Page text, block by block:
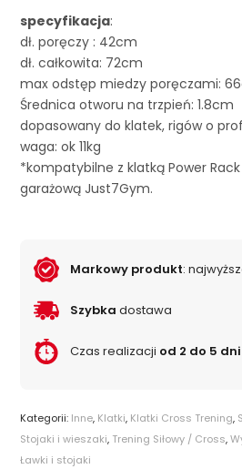
specyfikacja:
dł. poręczy : 42cm
dł. całkowita: 72cm
max odstęp miedzy poręczami:
Średnica otworu na trzpień: 1.8cm
dopasowany do klatek, rigów o
waga: ok 11kg
*kompatybilne z klatką Power
garażową Just7Gym.
Markowy produkt:
Szybka dostawa
Czas realizacji od 2 do 5 dni
Kategorii: Inne, Klatki, Klatki Cross Trening,
Stojaki i wieszaki, Trening Siłowy / Cross,
Ławki i stojaki